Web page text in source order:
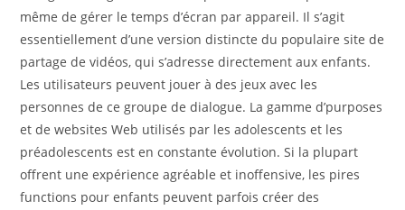
même de gérer le temps d’écran par appareil. Il s’agit
essentiellement d’une version distincte du populaire site de
partage de vidéos, qui s’adresse directement aux enfants.
Les utilisateurs peuvent jouer à des jeux avec les
personnes de ce groupe de dialogue. La gamme d’purposes
et de websites Web utilisés par les adolescents et les
préadolescents est en constante évolution. Si la plupart
offrent une expérience agréable et inoffensive, les pires
functions pour enfants peuvent parfois créer des